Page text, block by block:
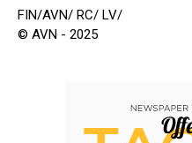
FIN/AVN/ RC/ LV/
© AVN - 2025